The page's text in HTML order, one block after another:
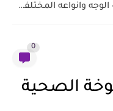
ما هي فوئد تدليك الوجه وانواعه المختلفه.. وكيفية عمله في...
0
الصحية